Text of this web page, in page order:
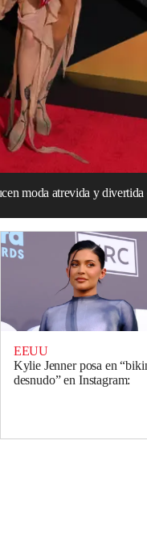
moda atrevida y
EEUU
Kylie Jenner posa en
desnudo” en Instagram: